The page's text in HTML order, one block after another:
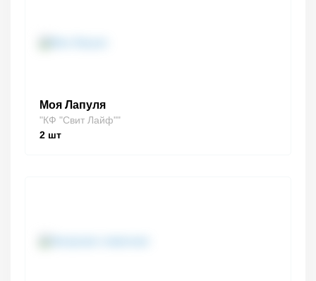
Моя Лапуля
"КФ "Свит Лайф""
2 шт